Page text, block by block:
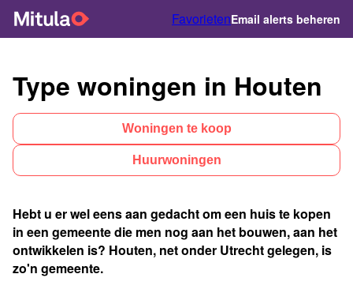
FavorietenEmail alerts beheren
Type woningen in Houten
Woningen te koop
Huurwoningen
Hebt u er wel eens aan gedacht om een huis te kopen
in een gemeente die men nog aan het bouwen, aan het
ontwikkelen is? Houten, net onder Utrecht gelegen, is
zo'n gemeente.